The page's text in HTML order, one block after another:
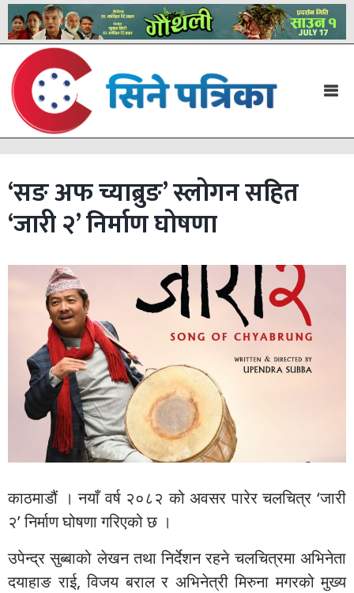
‘सङ अफ च्याब्रुङ’ स्लोगन सहित
‘जारी २’ निर्माण घोषणा
काठमाडौं । नयाँ वर्ष २०८२ को अवसर पारेर चलचित्र ‘जारी
२’ निर्माण घोषणा गरिएको छ ।
उपेन्द्र सुब्बाको लेखन तथा निर्देशन रहने चलचित्रमा अभिनेता
दयाहाङ राई, विजय बराल र अभिनेत्री मिरुना मगरको मुख्य